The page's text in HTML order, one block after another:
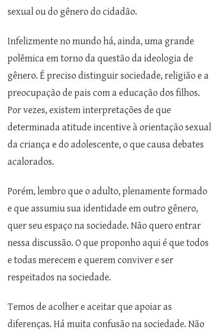
sexual ou do gênero do cidadão.
Infelizmente no mundo há, ainda, uma grande
polêmica em torno da questão da ideologia de
gênero. É preciso distinguir sociedade, religião e a
preocupação de pais com a educação dos filhos.
Por vezes, existem interpretações de que
determinada atitude incentive à orientação sexual
da criança e do adolescente, o que causa debates
acalorados.
Porém, lembro que o adulto, plenamente formado
e que assumiu sua identidade em outro gênero,
quer seu espaço na sociedade. Não quero entrar
nessa discussão. O que proponho aqui é que todos
e todas merecem e querem conviver e ser
respeitados na sociedade.
Temos de acolher e aceitar que apoiar as
diferenças. Há muita confusão na sociedade. Não